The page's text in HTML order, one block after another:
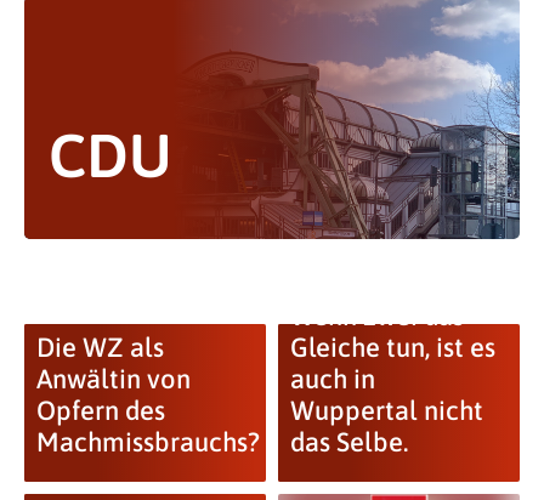
CDU
Die WZ als
Anwältin von
Opfern des
Machmissbrauchs?
Gleiche tun, ist es
auch in
Wuppertal nicht
das Selbe.